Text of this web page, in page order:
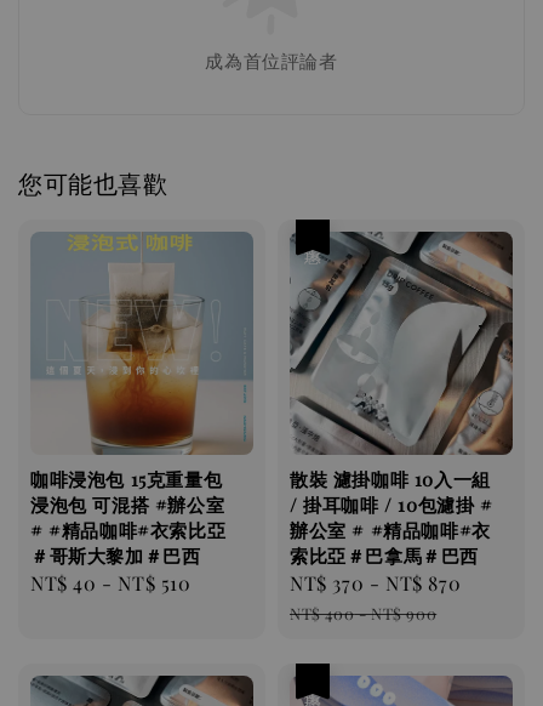
成為首位評論者
您可能也喜歡
咖啡浸泡包 ​​​​15克重量包
浸泡包 可混搭 #辦公室
# #精品咖啡#衣索比亞
＃哥斯大黎加＃巴西
Regular
NT$ 40 - NT$ 510
散裝 濾掛咖啡 10入一組
/ 掛耳咖啡 / 10包濾掛 #
辦公室 # #精品咖啡#衣
索比亞＃巴拿馬＃巴西
Sale
price
NT$ 370 - NT$ 870
NT$ 400-NT$ 900